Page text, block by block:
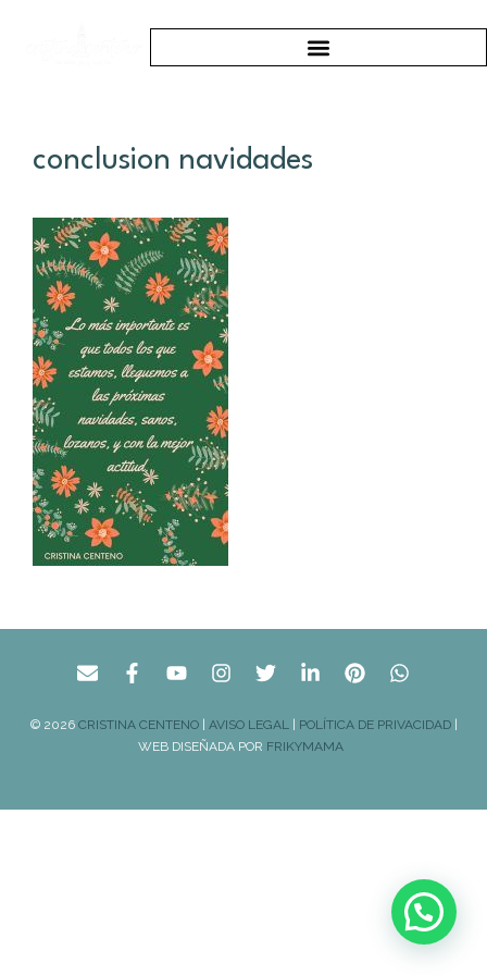
conclusion navidades
© 2026 CRISTINA CENTENO| AVISO LEGAL| POLÍTICA DE PRIVACIDAD|
WEB DISEÑADA POR FRIKYMAMA